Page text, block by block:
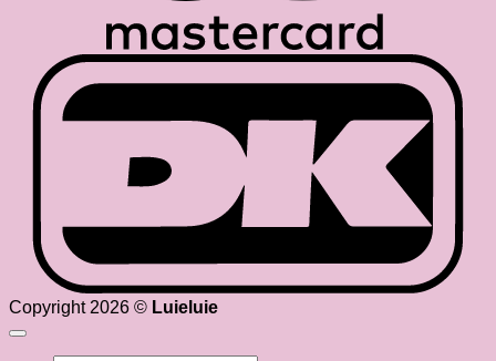
Copyright 2026 © Luieluie